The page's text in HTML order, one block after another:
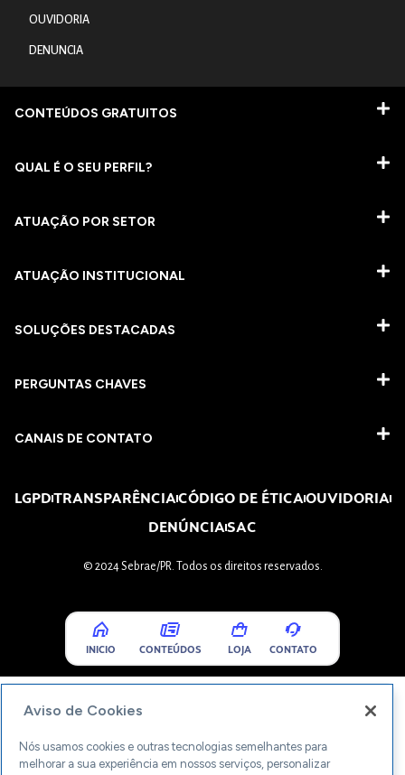
OUVIDORIA
DENUNCIA
CONTEÚDOS GRATUITOS
QUAL É O SEU PERFIL?
ATUAÇÃO POR SETOR
ATUAÇÃO INSTITUCIONAL
SOLUÇÕES DESTACADAS
PERGUNTAS CHAVES​
CANAIS DE CONTATO
LGPDTRANSPARÊNCIACÓDIGO DE ÉTICAOUVIDORIA
DENÚNCIASAC
© 2024 Sebrae/PR. Todos os direitos reservados.
INICIO CONTEÚDOS LOJA CONTATO
Aviso de Cookies
Nós usamos cookies e outras tecnologias semelhantes para
melhorar a sua experiência em nossos serviços, personalizar